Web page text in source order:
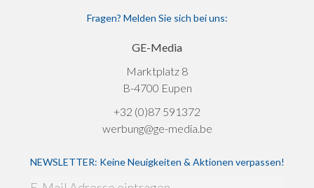
Fragen? Melden Sie sich bei uns:
GE-Media
Marktplatz 8
B-4700 Eupen
+32 (0)87 591372
werbung@ge-media.be
NEWSLETTER: Keine Neuigkeiten & Aktionen verpassen!